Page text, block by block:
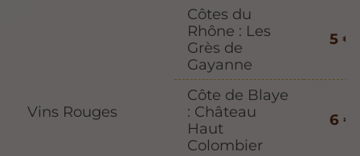
Vins Rouges
Côtes du
Rhône : Les
Grès de
Gayanne
5 €
Côte de Blaye
: Château
Haut
Colombier
6 €